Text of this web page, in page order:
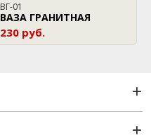
ВГ-01
ВАЗА ГРАНИТНАЯ
230 руб.